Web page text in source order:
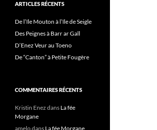
ARTICLES RÉCENTS
De l’île Mouton à l’île de Seigle
Des Peignes à Barr ar Gall
D’Enez Veur au Toeno
De “Canton” à Petite Fougère
COMMENTAIRES RÉCENTS
Kristin Enez dans La fée
Morgane
amelodans La fée Morgane